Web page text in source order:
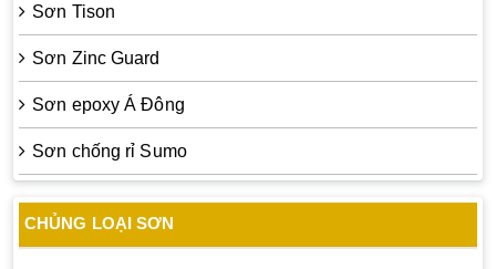
Sơn Tison
Sơn Zinc Guard
Sơn epoxy Á Đông
Sơn chống rỉ Sumo
CHỦNG LOẠI SƠN